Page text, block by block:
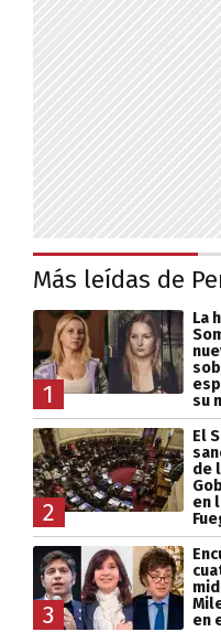
Más leídas de
1
La
su
2
El
de
en
3
en